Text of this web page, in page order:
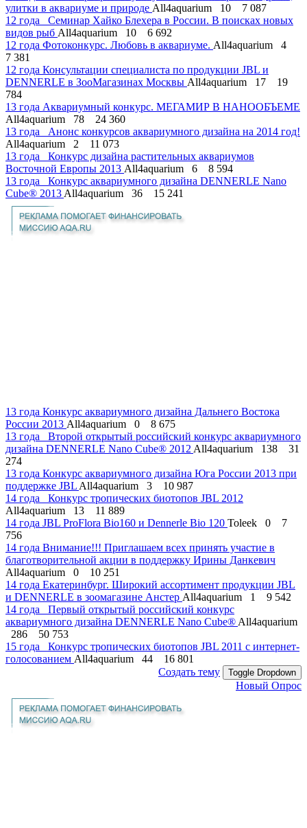
улитки в аквариуме и природе All4aquarium 10
7 087
12 года
Семинар Хайко Блехера в России. В поисках новых
видов рыб All4aquarium 10
6 692
12 года Фотоконкурс. Любовь в аквариуме. All4aquarium
4
7 381
12 года Консультации специалиста по продукции JBL и
DENNERLE в ЗооМагазинах Москвы All4aquarium 17
19
784
13 года Аквариумный конкурс. МЕГАМИР В НАНООБЪЕМЕ
All4aquarium
78
24 360
13 года
Анонс конкурсов аквариумного дизайна на 2014 год!
All4aquarium
2
11 073
13 года
Конкурс дизайна растительных аквариумов
Восточной Европы 2013 All4aquarium 6
8 594
13 года
Конкурс аквариумного дизайна DENNERLE Nano
Cube® 2013 All4aquarium 36 15 241
13 года Конкурс аквариумного дизайна Дальнего Востока
России 2013 All4aquarium 0
8 675
13 года
Второй открытый российский конкурс аквариумного
дизайна DENNERLE Nano Cube® 2012 All4aquarium 138
31
274
13 года Конкурс аквариумного дизайна Юга России 2013 при
поддержке JBL All4aquarium 3
10 987
14 года
Конкурс тропических биотопов JBL 2012
All4aquarium
13
11 889
14 года JBL ProFlora Bio160 и Dennerle Bio 120 Toleek 0
7
756
14 года Внимание!!! Приглашаем всех принять участие в
благотворительной акции в поддержку Ирины Данкевич
All4aquarium
0
10 251
14 года Екатеринбург. Широкий ассортимент продукции JBL
и DENNERLE в зоомагазине Анстер All4aquarium 1
9 542
14 года
Первый открытый российский конкурс
аквариумного дизайна DENNERLE Nano Cube® All4aquarium
286
50 753
15 года
Конкурс тропических биотопов JBL 2011 c интернет-
голосованием All4aquarium 44
16 801
Создать тему
Toggle Dropdown
Новый Опрос